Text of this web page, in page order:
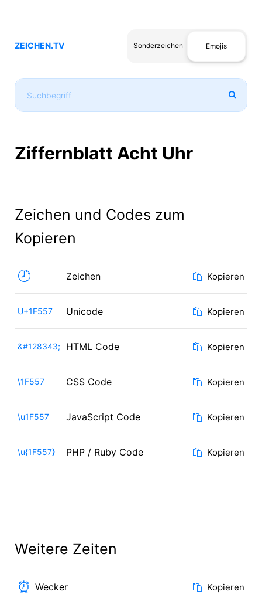
ZEICHEN.TV Sonderzeichen Emojis
Ziffernblatt Acht Uhr
Zeichen und Codes zum
Kopieren
🕗 Zeichen Kopieren
U+1F557 Unicode Kopieren
&#128343; HTML Code Kopieren
\1F557 CSS Code Kopieren
\u1F557 JavaScript Code Kopieren
\u{1F557} PHP / Ruby Code Kopieren
Weitere Zeiten
⏰ Wecker Kopieren